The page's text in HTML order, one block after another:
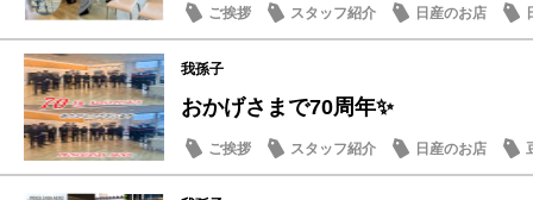
ご挨拶 スタッフ紹介 日産のお店
我孫子
おかげさまで70周年✨
ご挨拶 スタッフ紹介 日産のお店